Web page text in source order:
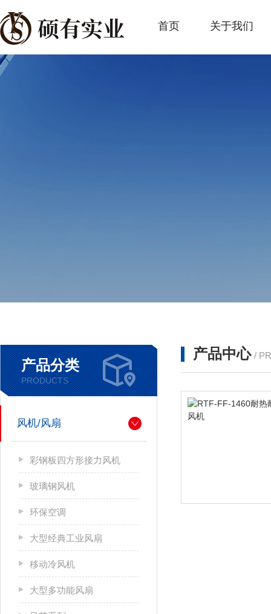
首页 关于我们
产品分类
PRODUCTS
风机/风扇
彩钢板四方形接力风机
玻璃钢风机
环保空调
大型经典工业风扇
移动冷风机
大型多功能风扇
产品中心 /